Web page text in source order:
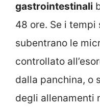
gastrointestinali
48 ore. Se i tempi
subentrano le
controllato
dalla panchina, o
degli allenamenti